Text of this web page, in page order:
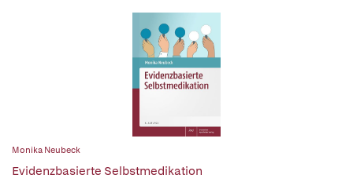
Monika Neubeck
Evidenzbasierte Selbstmedikation